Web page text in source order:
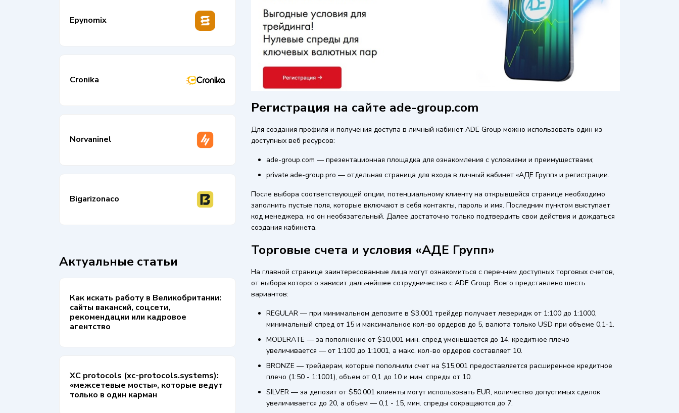
Epynomix
Cronika
Norvaninel
Bigarizonaco
Актуальные статьи
Как искать работу в Великобритании:
сайты вакансий, соцсети,
рекомендации или кадровое
агентство
XC protocols (xc-protocols.systems):
«межсетевые мосты», которые ведут
только в один карман
Регистрация на сайте ade-group.com
Для создания профиля и получения доступа в личный кабинет ADE Group можно использовать один из
доступных веб ресурсов:
ade-group.com — презентационная площадка для ознакомления с условиями и преимуществами;
private.ade-group.pro — отдельная страница для входа в личный кабинет «АДЕ Групп» и регистрации.
После выбора соответствующей опции, потенциальному клиенту на открывшейся странице необходимо
заполнить пустые поля, которые включают в себя контакты, пароль и имя. Последним пунктом выступает
код менеджера, но он необязательный. Далее достаточно только подтвердить свои действия и дождаться
создания кабинета.
Торговые счета и условия «АДЕ Групп»
На главной странице заинтересованные лица могут ознакомиться с перечнем доступных торговых счетов,
от выбора которого зависит дальнейшее сотрудничество с ADE Group. Всего представлено шесть
вариантов:
REGULAR — при минимальном депозите в $3,001 трейдер получает леверидж от 1:100 до 1:1000,
минимальный спред от 15 и максимальное кол-во ордеров до 5, валюта только USD при объеме 0,1-1.
MODERATE — за пополнение от $10,001 мин. спред уменьшается до 14, кредитное плечо
увеличивается — от 1:100 до 1:1001, а макс. кол-во ордеров составляет 10.
BRONZE — трейдерам, которые пополнили счет на $15,001 предоставляется расширенное кредитное
плечо (1:50 - 1:1001), объем от 0,1 до 10 и мин. спреды от 10.
SILVER — за депозит от $50,001 клиенты могут использовать EUR, количество допустимых сделок
увеличивается до 20, а объем — 0,1 - 15, мин. спреды сокращаются до 7.